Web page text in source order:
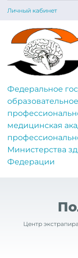
Личный кабинет
Федеральное
медицинская
Министерства
Федерации
Центр